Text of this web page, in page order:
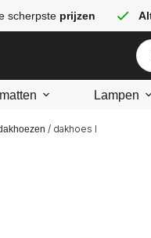
scherpste prijzen
Lampen
/ dakhoes l